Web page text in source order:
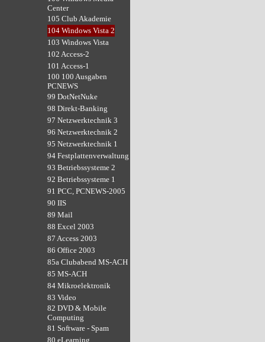
Center
105 Club Akademie
104 Windows Vista 2
103 Windows Vista
102 Access-2
101 Access-1
100 100 Ausgaben
PCNEWS
99 DotNetNuke
98 Direkt-Banking
97 Netzwerktechnik 3
96 Netzwerktechnik 2
95 Netzwerktechnik 1
94 Festplattenverwaltung
93 Betriebssysteme 2
92 Betriebssysteme 1
91 PCC, PCNEWS-2005
90 IIS
89 Mail
88 Excel 2003
87 Access 2003
86 Office 2003
85a Clubabend MS-ACH
85 MS-ACH
84 Mikroelektronik
83 Video
82 DVD & Mobile
Computing
81 Software - Spam
80 eLearning